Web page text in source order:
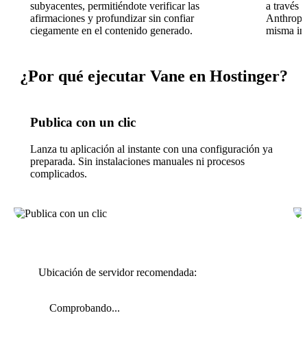
subyacentes, permitiéndote verificar las
afirmaciones y profundizar sin confiar
ciegamente en el contenido generado.
a través
misma
¿Por qué ejecutar Vane en Hostinger?
Publica con un clic
Lanza tu aplicación al instante con una configuración ya
preparada. Sin instalaciones manuales ni procesos
complicados.
Ubicación de servidor recomendada:
Comprobando...